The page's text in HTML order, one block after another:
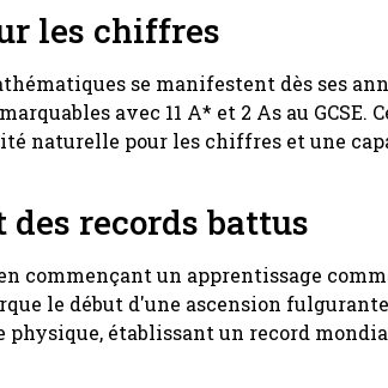
les chiffres
se manifestent dès ses
avec 11 A* et 2 As au GCSE.
naturelle pour les chiffres et une
des records battus
commençant un apprentissage
le début d'une ascension
établissant un record